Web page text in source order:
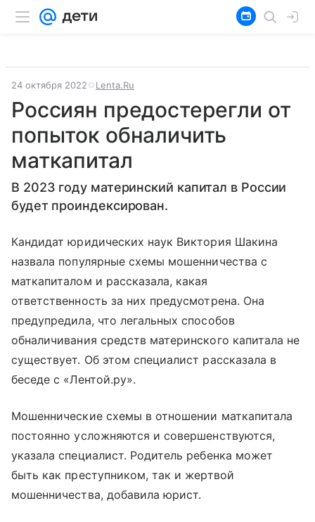
24 октября 2022 Lenta.Ru
Россиян предостерегли от
попыток обналичить
маткапитал
В 2023 году материнский капитал в России
будет проиндексирован.
Кандидат юридических наук Виктория Шакина
назвала популярные схемы мошенничества с
маткапиталом и рассказала, какая
ответственность за них предусмотрена. Она
предупредила, что легальных способов
обналичивания средств материнского капитала не
существует. Об этом специалист рассказала в
беседе с «Лентой.ру».
Мошеннические схемы в отношении маткапитала
постоянно усложняются и совершенствуются,
указала специалист. Родитель ребенка может
быть как преступником, так и жертвой
мошенничества, добавила юрист.